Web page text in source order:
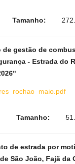
Tamanho:
de gestão de
- Estrada do
Tamanho:
de estrada por
São João, Fajã da